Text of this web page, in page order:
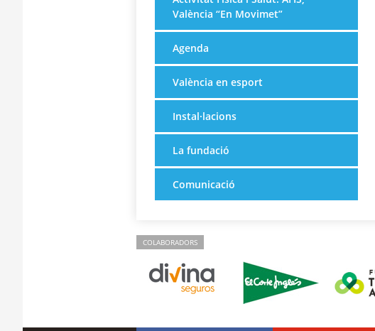
València “En Movimet”
Agenda
València en esport
Instal·lacions
La fundació
Comunicació
COLABORADORS